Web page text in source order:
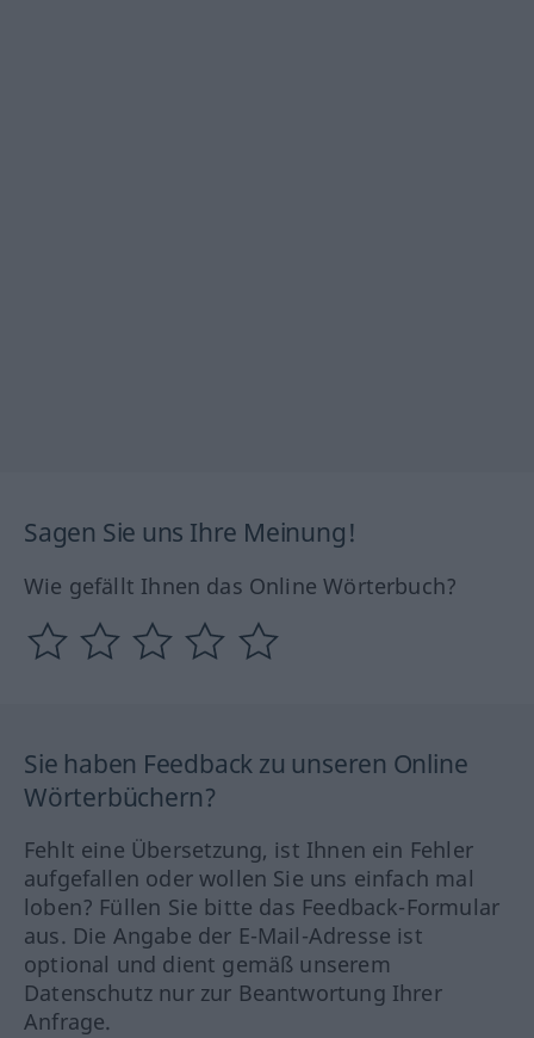
Sagen Sie uns Ihre Meinung!
Wie gefällt Ihnen das Online Wörterbuch?
Sie haben Feedback zu unseren Online
Wörterbüchern?
Fehlt eine Übersetzung, ist Ihnen ein Fehler
aufgefallen oder wollen Sie uns einfach mal
loben? Füllen Sie bitte das Feedback-Formular
aus. Die Angabe der E-Mail-Adresse ist
optional und dient gemäß unserem
Datenschutz nur zur Beantwortung Ihrer
Anfrage.